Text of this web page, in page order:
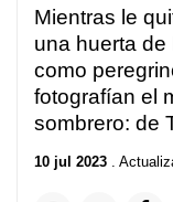
Mientras le
una huerta
como
fotografían el
sombrero: de
10 jul 2023 .